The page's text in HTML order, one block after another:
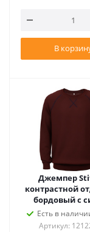
В
Джемпер
контрастной
бордовый с
размер
Есть в
Артикул: